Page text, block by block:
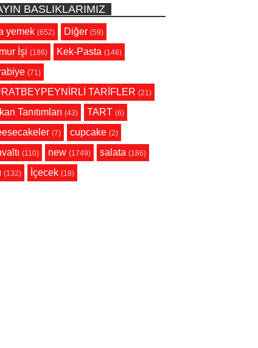
BASLIKLARIMIZ
yemek (652) Diğer (59)
İşi (186) Kek-Pasta (146)
(71)
TARİFLER (21)
Tanıtımları (43) TART (6)
(7) cupcake (2)
(110) new (1749) salata (186)
(132) İçecek (18)